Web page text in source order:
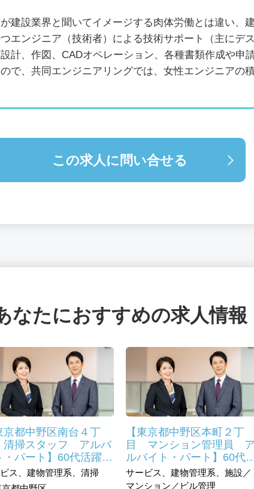
建設業界と聞いてイメージする肉体労働とは違い、
エンジニア（技術者）による技術サポート（主にデ
計、作図、CADオペレーション、各種書類作成や申
で、共同エンジニアリングでは、女性エンジニアの
この求人に問い合せる
なたにおすすめの求人情報
京都中野区南台４丁
掃スタッフ アルバ
・パート】60代活躍
時給人気のマンショ
掃員
ス、建物管理系、清掃
【東京都中野区本町２丁
目 マンション管理員 ア
ルバイト・パート】60代
躍中。未経験シニアも積極
採用
サービス、建物管理系、施設／
マンション／ビル管理